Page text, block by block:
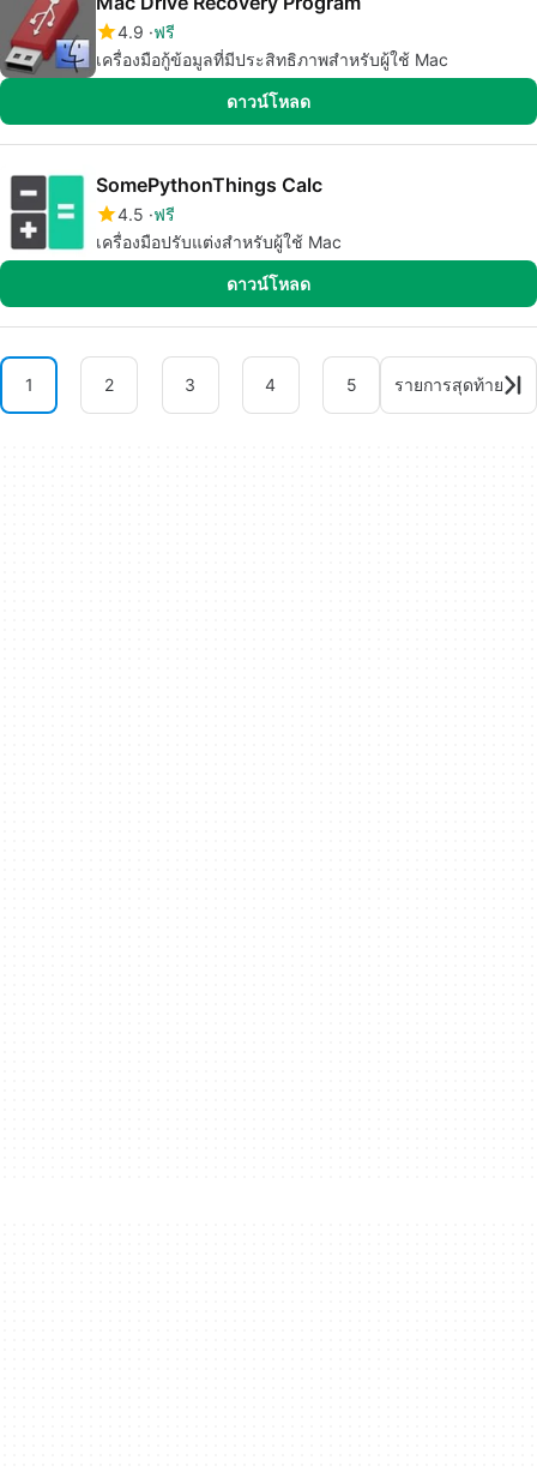
4.9 ฟรี
เครื่องมือกู้ข้อมูลที่มีประสิทธิภาพสำหรับผู้ใช้ Mac
ดาวน์โหลด
SomePythonThings Calc
4.5 ฟรี
เครื่องมือปรับแต่งสำหรับผู้ใช้ Mac
ดาวน์โหลด
1 2 3 4 5 รายการสุดท้าย